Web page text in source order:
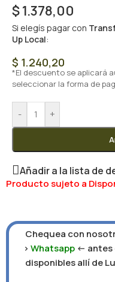
$1.378,00
Si elegís pagar con
Up Local:
$ 1.240,20
*El descuento se aplicará
seleccionar la forma de
- +
Añadir a la lista de
Producto sujeto a
Chequea con
>Whatsapp <-
disponibles allí de